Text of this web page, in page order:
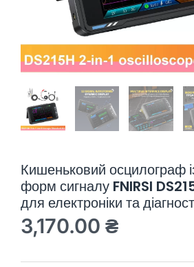
Кишеньковий осцилограф
форм сигналу FNIRSI
для електроніки та
3,170.00 ₴